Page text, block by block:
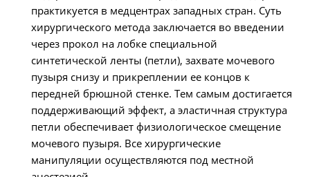
практикуется в медцентрах западных стран. Суть
хирургического метода заключается во введении
через прокол на лобке специальной
синтетической ленты (петли), захвате мочевого
пузыря снизу и прикреплении ее концов к
передней брюшной стенке. Тем самым достигается
поддерживающий эффект, а эластичная структура
петли обеспечивает физиологическое смещение
мочевого пузыря. Все хирургические
манипуляции осуществляются под местной